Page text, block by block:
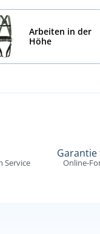
Arbeiten in der
Höhe
Service
Garantie
Online-